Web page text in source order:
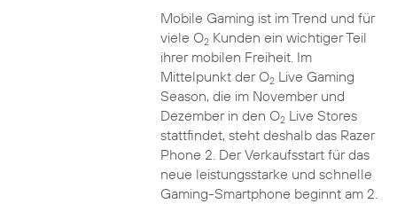
Mobile Gaming ist im Trend und für
viele O2Kunden ein wichtiger Teil
ihrer mobilen Freiheit. Im
Mittelpunkt der O2Live Gaming
Season, die im November und
Dezember in den O2Live Stores
stattfindet, steht deshalb das Razer
Phone 2. Der Verkaufsstart für das
neue leistungsstarke und schnelle
Gaming-Smartphone beginnt am 2.